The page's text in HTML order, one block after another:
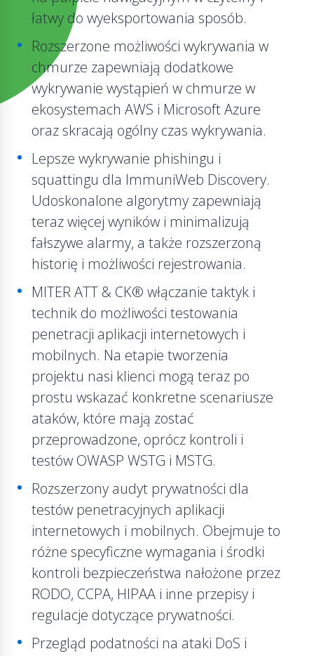
łatwy do wyeksportowania sposób.
Rozszerzone możliwości wykrywania w
chmurze zapewniają dodatkowe
wykrywanie wystąpień w chmurze w
ekosystemach AWS i Microsoft Azure
oraz skracają ogólny czas wykrywania.
Lepsze wykrywanie phishingu i
squattingu dla ImmuniWeb Discovery.
Udoskonalone algorytmy zapewniają
teraz więcej wyników i minimalizują
fałszywe alarmy, a także rozszerzoną
historię i możliwości rejestrowania.
MITER ATT & CK® włączanie taktyk i
technik do możliwości testowania
penetracji aplikacji internetowych i
mobilnych. Na etapie tworzenia
projektu nasi klienci mogą teraz po
prostu wskazać konkretne scenariusze
ataków, które mają zostać
przeprowadzone, oprócz kontroli i
testów OWASP WSTG i MSTG.
Rozszerzony audyt prywatności dla
testów penetracyjnych aplikacji
internetowych i mobilnych. Obejmuje to
różne specyficzne wymagania i środki
kontroli bezpieczeństwa nałożone przez
RODO, CCPA, HIPAA i inne przepisy i
regulacje dotyczące prywatności.
Przegląd podatności na ataki DoS i